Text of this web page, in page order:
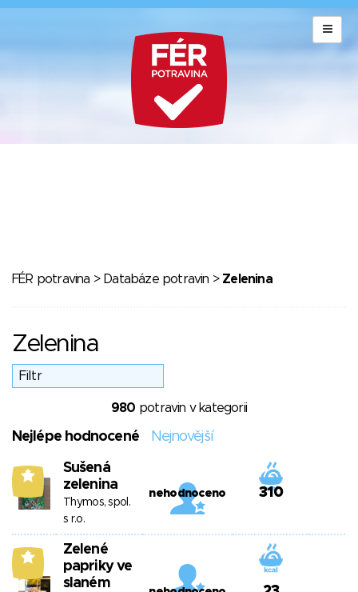
FÉR potravina > Databáze potravin > Zelenina
Zelenina
980 potravin v kategorii
Nejlépe hodnocené Nejnovější
5
Sušená
zelenina
Thymos, spol.
s r.o.
nehodnoceno 310
5
Zelené
papriky ve
slaném